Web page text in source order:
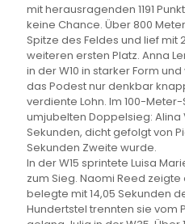
mit herausragenden 1191
keine Chance. Über 800
Spitze des Feldes und lief mit
weiteren ersten Platz. Anna
in der W10 in starker Form
das Podest nur denkbar
verdiente Lohn. Im 100-
umjubelten Doppelsieg: Alina
Sekunden, dicht gefolgt von
Sekunden Zweite wurde.
In der W15 sprintete Luisa
zum Sieg. Naomi Reed
belegte mit 14,05 Sekunden
Hundertstel trennten sie vom